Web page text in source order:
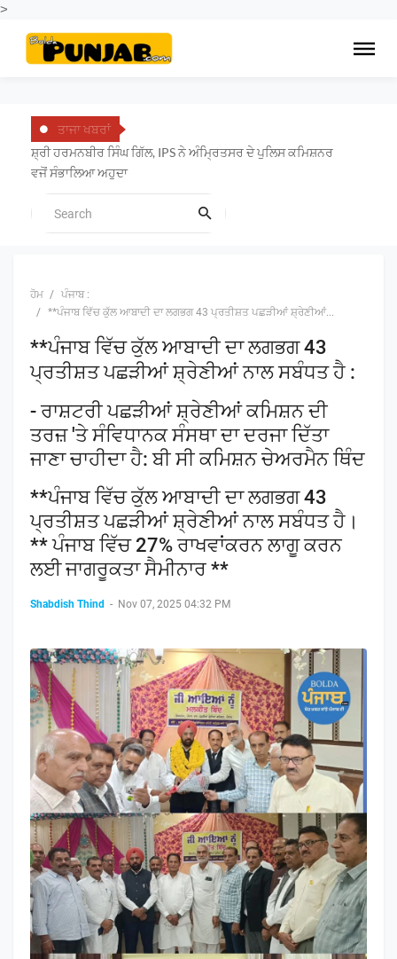
>
ਤਾਜਾ ਖਬਰਾਂ
ਸ਼੍ਰੀ ਹਰਮਨਬੀਰ ਸਿੰਘ ਗਿੱਲ, IPS ਨੇ ਅੰਮ੍ਰਿਤਸਰ ਦੇ ਪੁਲਿਸ ਕਮਿਸ਼ਨਰ
ਵਜੋਂ ਸੰਭਾਲਿਆ ਅਹੁਦਾ
ਹੋਮ
ਪੰਜਾਬ :
**ਪੰਜਾਬ ਵਿੱਚ ਕੁੱਲ ਆਬਾਦੀ ਦਾ ਲਗਭਗ 43 ਪ੍ਰਤੀਸ਼ਤ ਪਛੜੀਆਂ ਸ਼੍ਰੇਣੀਆਂ...
**ਪੰਜਾਬ ਵਿੱਚ ਕੁੱਲ ਆਬਾਦੀ ਦਾ ਲਗਭਗ 43
ਪ੍ਰਤੀਸ਼ਤ ਪਛੜੀਆਂ ਸ਼੍ਰੇਣੀਆਂ ਨਾਲ ਸਬੰਧਤ ਹੈ :
- ਰਾਸ਼ਟਰੀ ਪਛੜੀਆਂ ਸ਼੍ਰੇਣੀਆਂ ਕਮਿਸ਼ਨ ਦੀ
ਤਰਜ਼ 'ਤੇ ਸੰਵਿਧਾਨਕ ਸੰਸਥਾ ਦਾ ਦਰਜਾ ਦਿੱਤਾ
ਜਾਣਾ ਚਾਹੀਦਾ ਹੈ: ਬੀ ਸੀ ਕਮਿਸ਼ਨ ਚੇਅਰਮੈਨ ਥਿੰਦ
**ਪੰਜਾਬ ਵਿੱਚ ਕੁੱਲ ਆਬਾਦੀ ਦਾ ਲਗਭਗ 43
ਪ੍ਰਤੀਸ਼ਤ ਪਛੜੀਆਂ ਸ਼੍ਰੇਣੀਆਂ ਨਾਲ ਸਬੰਧਤ ਹੈ।
** ਪੰਜਾਬ ਵਿੱਚ 27% ਰਾਖਵਾਂਕਰਨ ਲਾਗੂ ਕਰਨ
ਲਈ ਜਾਗਰੂਕਤਾ ਸੈਮੀਨਾਰ **
Shabdish Thind - Nov 07, 2025 04:32 PM